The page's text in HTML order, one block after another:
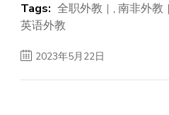
Tags: 全职外教 , 南非外教
英语外教
2023年5月22日